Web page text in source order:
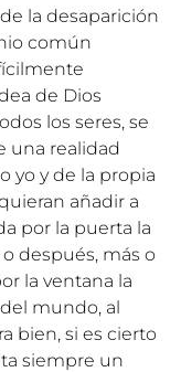
la desaparición
común
de Dios
los seres, se
una realidad
yo y de la propia
añadir a
por la puerta la
después, más o
la ventana la
mundo, al
bien, si es cierto
siempre un